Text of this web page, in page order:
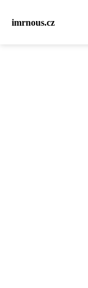
imrnous.cz